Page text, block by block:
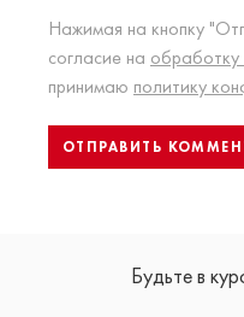
Нажимая на кнопку
согласие на обработку
принимаю политику
Будьте в